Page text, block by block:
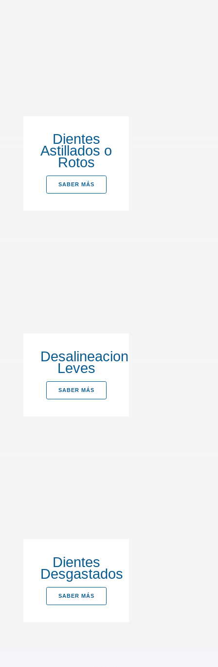
Dientes
Astillados o
Rotos
SABER MÁS
Desalineaciones
Leves
SABER MÁS
Dientes
Desgastados
SABER MÁS